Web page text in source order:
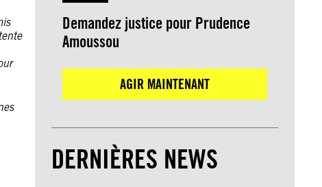
Demandez justice pour Prudence
Amoussou
AGIR MAINTENANT
DERNIÈRES NEWS